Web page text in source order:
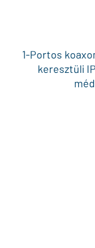
1-Portos
keresztüli